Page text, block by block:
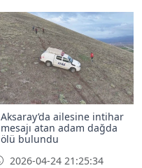
Aksaray’da ailesine intihar
mesajı atan adam dağda
ölü bulundu
2026-04-24 21:25:34